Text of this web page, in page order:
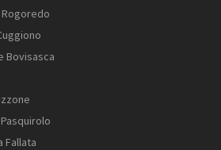
Bovisasca
Fallata